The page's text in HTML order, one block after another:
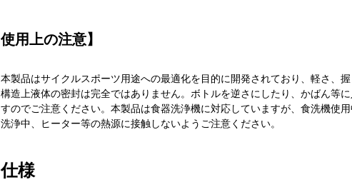
使用上の注意】
本製品はサイクルスポーツ用途への最適化を目的に開発されており、軽さ、
構造上液体の密封は完全ではありません。ボトルを逆さにしたり、かばん等
すのでご注意ください。本製品は食器洗浄機に対応していますが、食洗機使
洗浄中、ヒーター等の熱源に接触しないようご注意ください。
仕様